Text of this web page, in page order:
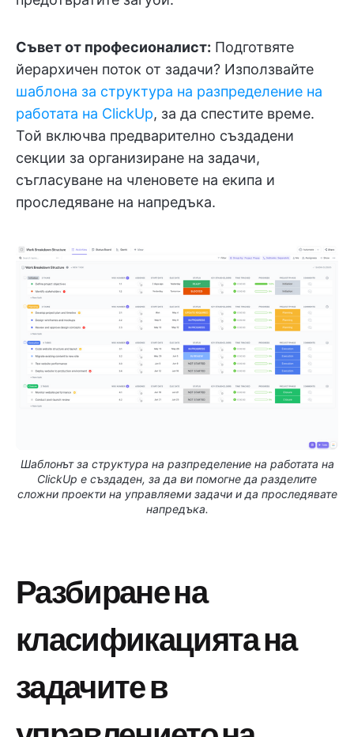
Съвет от професионалист: Подготвяте
йерархичен поток от задачи? Използвайте
шаблона за структура на разпределение на
работата на ClickUp, за да спестите време.
Той включва предварително създадени
секции за организиране на задачи,
съгласуване на членовете на екипа и
проследяване на напредъка.
Шаблонът за структура на разпределение на работата на
ClickUp е създаден, за да ви помогне да разделите
сложни проекти на управляеми задачи и да проследявате
напредъка.
Разбиране на
класификацията на
задачите в